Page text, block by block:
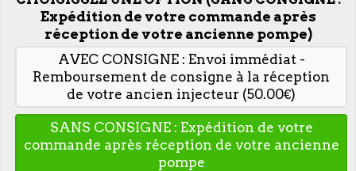
Expédition de votre commande après
réception de votre ancienne pompe)
AVEC CONSIGNE : Envoi immédiat -
Remboursement de consigne à la réception
de votre ancien injecteur (50.00€)
SANS CONSIGNE : Expédition de votre
commande après réception de votre ancienne
pompe